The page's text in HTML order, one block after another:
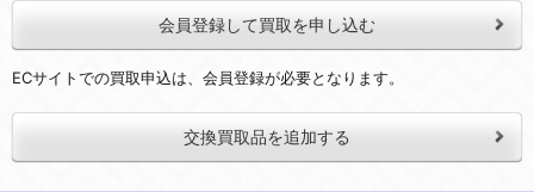
会員登録して買取を申し込む
ECサイトでの買取申込は、会員登録が必要となります。
交換買取品を追加する